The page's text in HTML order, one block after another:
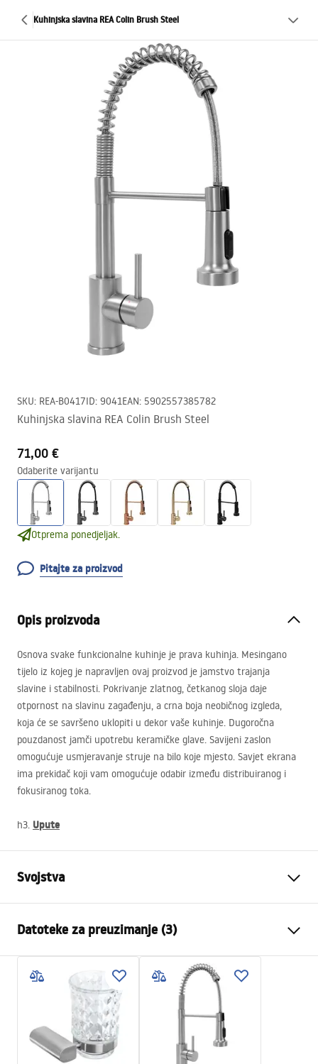
Kuhinjska slavina REA Colin Brush Steel
SKU: REA-B0417ID: 9041EAN: 5902557385782
Kuhinjska slavina REA Colin Brush Steel
71,00 €
Odaberite varijantu
Otprema ponedjeljak.
Pitajte za proizvod
Opis proizvoda
Osnova svake funkcionalne kuhinje je prava kuhinja. Mesingano
tijelo iz kojeg je napravljen ovaj proizvod je jamstvo trajanja
slavine i stabilnosti. Pokrivanje zlatnog, četkanog sloja daje
otpornost na slavinu zagađenju, a crna boja neobičnog izgleda,
koja će se savršeno uklopiti u dekor vaše kuhinje. Dugoročna
pouzdanost jamči upotrebu keramičke glave. Savijeni zaslon
omogućuje usmjeravanje struje na bilo koje mjesto. Savjet ekrana
ima prekidač koji vam omogućuje odabir između distribuiranog i
fokusiranog toka.
h3. Upute
Svojstva
Način montaže
Stojeća
Boja
Četkani čelik
Vrsta izljevne cijevi
Pomična, Izvlačiva
Mjed
Doseg izljeva
Visina
425mm
Datoteke za preuzimanje (3)
Instrukcja baterii
insrtukcja baterii jezyki.pdf
Higijenski certifikat
atest_baterie_kuchenne.pdf